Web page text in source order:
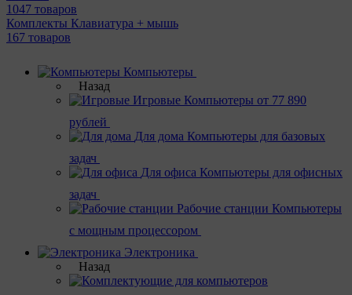
1047 товаров
Комплекты Клавиатура + мышь
167 товаров
Компьютеры
Назад
Игровые Компьютеры от 77 890
рублей
Для дома Компьютеры для базовых
задач
Для офиса Компьютеры для офисных
задач
Рабочие станции Компьютеры
с мощным процессором
Электроника
Назад